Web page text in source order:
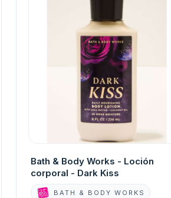
Bath & Body Works - Loción
corporal - Dark Kiss
BATH & BODY WORKS